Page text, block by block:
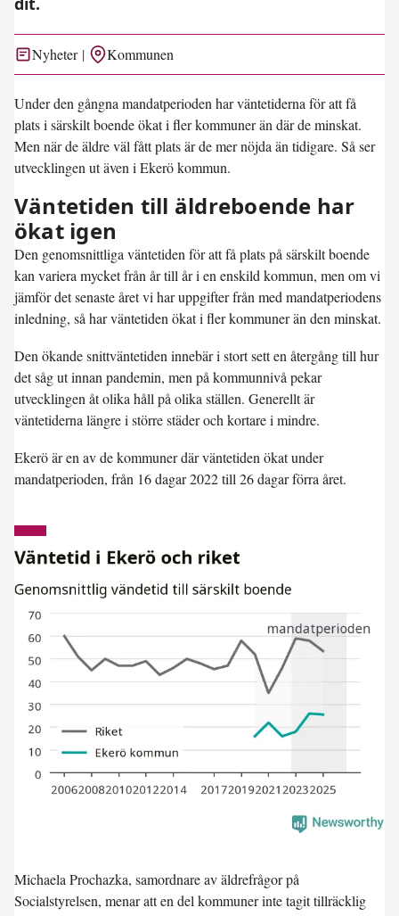
Nyheter Kommunen
Under den gångna mandatperioden har väntetiderna för att få
plats i särskilt boende ökat i fler kommuner än där de minskat.
Men när de äldre väl fått plats är de mer nöjda än tidigare. Så ser
utvecklingen ut även i Ekerö kommun.
Väntetiden till äldreboende har
ökat igen
Den genomsnittliga väntetiden för att få plats på särskilt boende
kan variera mycket från år till år i en enskild kommun, men om vi
jämför det senaste året vi har uppgifter från med mandatperiodens
inledning, så har väntetiden ökat i fler kommuner än den minskat.
Den ökande snittväntetiden innebär i stort sett en återgång till hur
det såg ut innan pandemin, men på kommunnivå pekar
utvecklingen åt olika håll på olika ställen. Generellt är
väntetiderna längre i större städer och kortare i mindre.
Ekerö är en av de kommuner där väntetiden ökat under
mandatperioden, från 16 dagar 2022 till 26 dagar förra året.
Michaela Prochazka, samordnare av äldrefrågor på
Socialstyrelsen, menar att en del kommuner inte tagit tillräcklig